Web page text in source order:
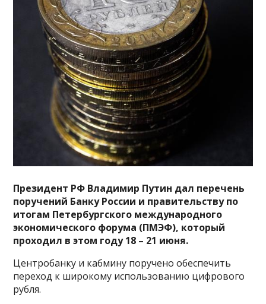
Президент РФ Владимир Путин дал перечень
поручений Банку России и правительству по
итогам Петербургского международного
экономического форума (ПМЭФ), который
проходил в этом году 18 – 21 июня.
Центробанку и кабмину поручено обеспечить
переход к широкому использованию цифрового
рубля.